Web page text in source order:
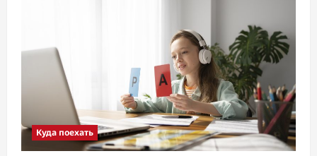
Куда поехать